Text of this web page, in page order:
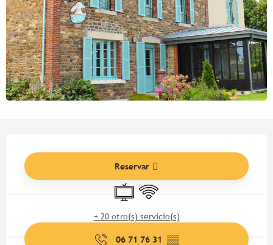
Reservar
Televisión
Wifi
+ 20 otro(s) servicio(s)
06 71 76 31 ▒▒